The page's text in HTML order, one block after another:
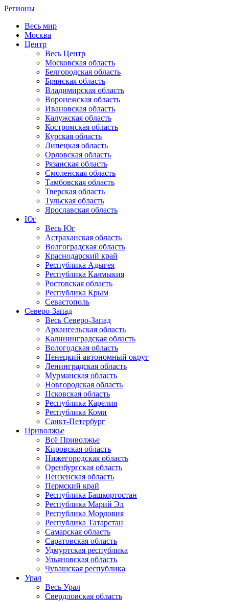
Регионы
Весь мир
Москва
Центр
Весь Центр
Московская область
Белгородская область
Брянская область
Владимирская область
Воронежская область
Ивановская область
Калужская область
Костромская область
Курская область
Липецкая область
Орловская область
Рязанская область
Смоленская область
Тамбовская область
Тверская область
Тульская область
Ярославская область
Юг
Весь Юг
Астраханская область
Волгоградская область
Краснодарский край
Республика Адыгея
Республика Калмыкия
Ростовская область
Республика Крым
Севастополь
Северо-Запад
Весь Северо-Запад
Архангельская область
Калининградская область
Вологодская область
Ненецкий автономный округ
Ленинградская область
Мурманская область
Новгородская область
Псковская область
Республика Карелия
Республика Коми
Санкт-Петербург
Приволжье
Всё Приволжье
Кировская область
Нижегородская область
Оренбургская область
Пензенская область
Пермский край
Республика Башкортостан
Республика Марий Эл
Республика Мордовия
Республика Татарстан
Самарская область
Саратовская область
Удмуртская республика
Ульяновская область
Чувашская республика
Урал
Весь Урал
Свердловская область